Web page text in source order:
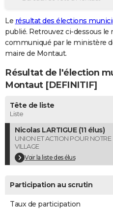
GUIDES D'ACHAT
BONS PLANS
CARTE DE VOEUX
Carte de Noël
Carte Bonne année
Carte Saint-Valentin
Carte Pâques
Carte d'anniversaire
DICTIONNAIRE
Dictionnaire
Biographies
Citations
Expressions
Proverbes
PROGRAMME TV
COPAINS D'AVANT
S'inscrire
Se connecter
Lycées
Collèges
Primaires
Universités
Entreprises
Service militaire
Avis de recherche
AVIS DE DÉCÈS
Bricolage
Lifestyle
Culture
Sport
Auto
Television
Voyage
Cinema
Le résultat des élections
publié. Retrouvez ci-dessous
communiqué par le ministère
maire de Montaut.
Résultat de l'élection
Montaut [DEFINITIF]
Tête de liste
Liste
Nicolas LARTIGUE (11 élus)
UNION ET ACTION POUR NOTRE
VILLAGE
Voir la liste des élus
Participation au scrutin
Taux de participation